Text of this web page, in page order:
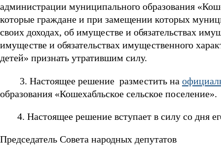
администрации муниципального образования
которые граждане и при замещении которых
своих доходах, об имуществе и обязательствах
имуществе и обязательствах имущественного
детей» признать утратившим силу.
3. Настоящее решение разместить на
образования «Кошехабльское сельское поселение».
4. Настоящее решение вступает в силу со дня
Председатель Совета народных депутатов